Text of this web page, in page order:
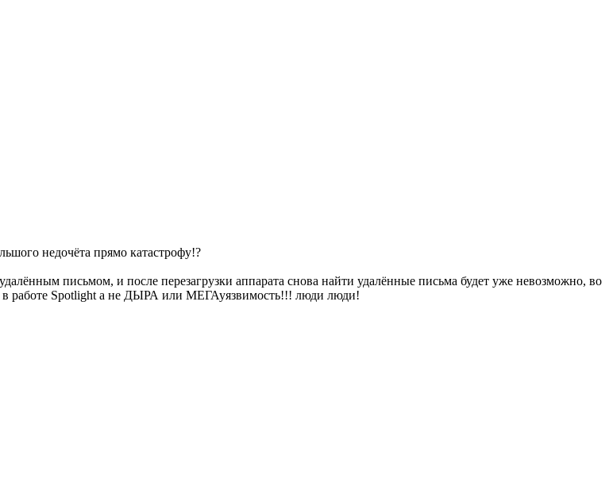
недочёта прямо катастрофу!?
письмом, и после перезагрузки аппарата снова найти удалённые письма будет уже невозможно, во
в работе Spotlight а не ДЫРА или МЕГАуязвимость!!! люди люди!